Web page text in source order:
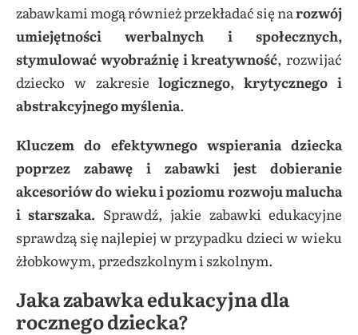
zabawkami mogą również przekładać się narozwój
umiejętności werbalnych i społecznych,
stymulować wyobraźnię i kreatywność, rozwijać
dziecko w zakresielogicznego, krytycznego i
abstrakcyjnego myślenia.
Kluczem do efektywnego wspierania dziecka
poprzez zabawę i zabawki jest dobieranie
akcesoriów do wieku i poziomu rozwoju malucha
i starszaka. Sprawdź, jakie zabawki edukacyjne
sprawdzą się najlepiej w przypadku dzieci w wieku
żłobkowym, przedszkolnym i szkolnym.
Jaka zabawka edukacyjna dla
rocznego dziecka?